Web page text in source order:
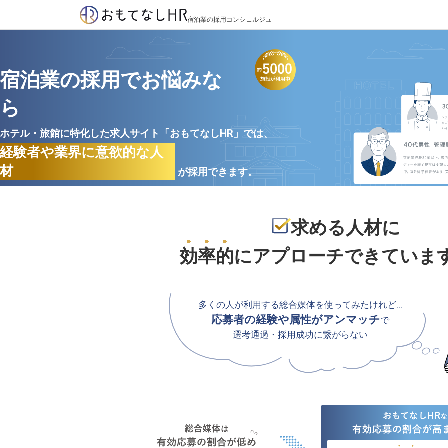
宿泊業の採用コンシェルジュ
宿泊業の採用でお悩みな
ら
ホテル・旅館に特化した求人サイト「おもてなしHR」では、
経験者や業界に意欲的な人
材
が採用できます。
求める人材に
効率的にアプローチできていま
多くの人が利用する総合媒体を使ってみたけれど…
応募者の経験や属性がアンマッチで
選考通過・採用成功に繋がらない